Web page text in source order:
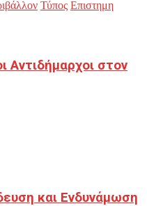
Τύπος Επιστημη
Αντιδήμαρχοι στον
και Ενδυνάμωση